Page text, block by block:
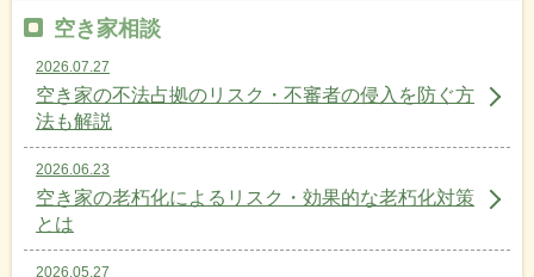
空き家相談
2026.07.27
空き家の不法占拠のリスク・不審者の侵入を防ぐ方
法も解説
2026.06.23
空き家の老朽化によるリスク・効果的な老朽化対策
とは
2026.05.27